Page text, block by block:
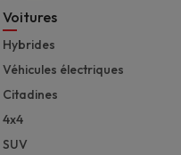
Footer
Voitures
Hybrides
Véhicules électriques
Citadines
4x4
SUV